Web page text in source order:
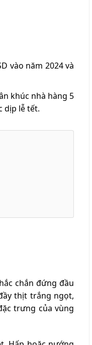
vào năm 2024 và
khúc nhà hàng 5
dịp lễ tết.
chắn đứng đầu
thịt trắng ngọt,
trưng của vùng